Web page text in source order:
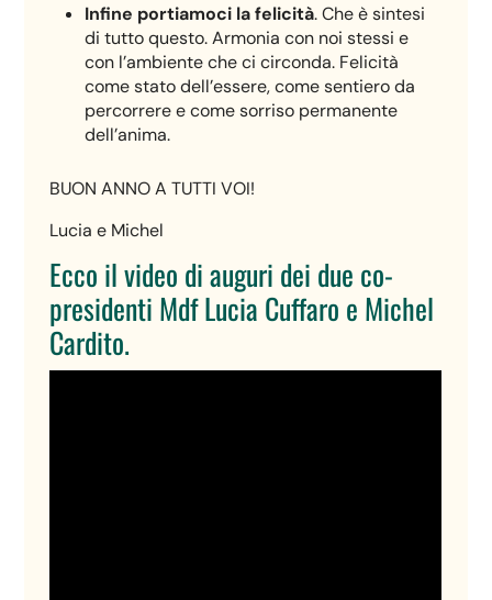
Infine portiamoci la felicità. Che è sintesi
di tutto questo. Armonia con noi stessi e
con l’ambiente che ci circonda. Felicità
come stato dell’essere, come sentiero da
percorrere e come sorriso permanente
dell’anima.
BUON ANNO A TUTTI VOI!
Lucia e Michel
Ecco il video di auguri dei due co-
presidenti Mdf Lucia Cuffaro e Michel
Cardito.